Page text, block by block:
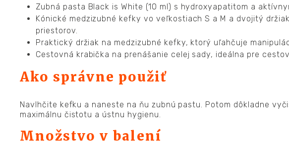
Zubná pasta Black is White (10 ml) s hydroxyapatitom a
Kónické medzizubné kefky vo veľkostiach S a M a dvojitý
priestorov.
Praktický držiak na medzizubné kefky, ktorý uľahčuje
Cestovná krabička na prenášanie celej sady, ideálna pre
Ako správne použiť
Navlhčite kefku a naneste na ňu zubnú pastu. Potom dôkladne
maximálnu čistotu a ústnu hygienu.
Množstvo v balení